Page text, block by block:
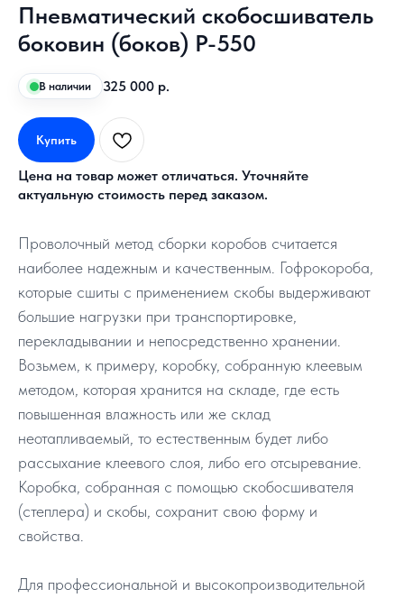
Пневматический скобосшиватель
боковин (боков) Р-550
В наличии 325 000 р.
Купить
Цена на товар может отличаться. Уточняйте
актуальную стоимость перед заказом.
Проволочный метод сборки коробов считается
наиболее надежным и качественным. Гофрокороба,
которые сшиты с применением скобы выдерживают
большие нагрузки при транспортировке,
перекладывании и непосредственно хранении.
Возьмем, к примеру, коробку, собранную клеевым
методом, которая хранится на складе, где есть
повышенная влажность или же склад
неотапливаемый, то естественным будет либо
рассыхание клеевого слоя, либо его отсыревание.
Коробка, собранная с помощью скобосшивателя
(степлера) и скобы, сохранит свою форму и
свойства.
Для профессиональной и высокопроизводительной